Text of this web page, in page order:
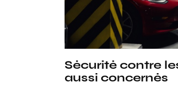
Sécurité contre
aussi concernés